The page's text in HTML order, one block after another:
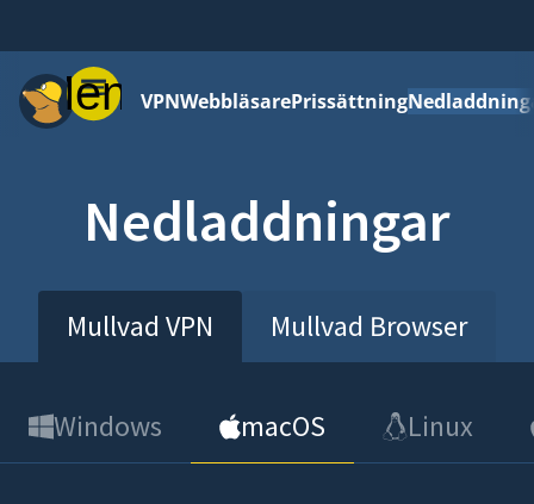
MenyVPNWebbläsarePrissättning
Nedladdningar
Mullvad VPN Mullvad Browser
Windows macOS Linux